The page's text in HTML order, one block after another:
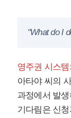
"What do I
영주권 시스
아타야 씨의
과정에서 발
기다림은 신